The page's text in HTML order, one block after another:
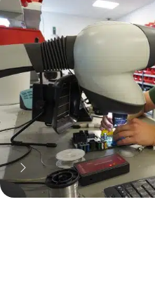
neuve... mais pas que !
Pourquoi réparer ?